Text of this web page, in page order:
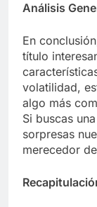
Análisis
En
título
volatilidad,
algo más
Si buscas
sorpresas
merecedor